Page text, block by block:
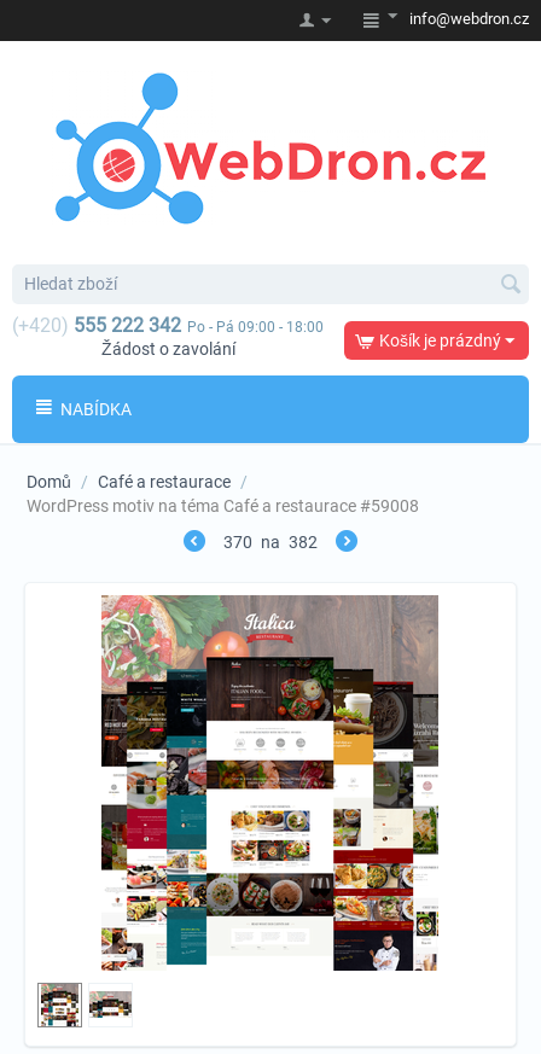
info@webdron.cz
(+420) 555 222 342 Po - Pá 09:00 - 18:00
Žádost o zavolání Košík je prázdný
NABÍDKA
Domů / Café a restaurace /
WordPress motiv na téma Café a restaurace #59008
370 na 382